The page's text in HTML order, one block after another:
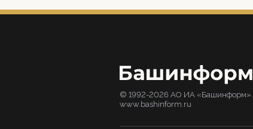
© 1992-2026 АО ИА «Башинформ».
www.bashinform.ru